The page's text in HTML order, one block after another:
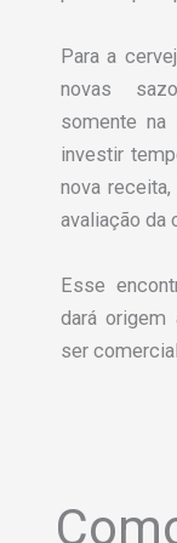
Para a
novas
somente na
investir
nova
avaliação da
Esse
dará origem
ser